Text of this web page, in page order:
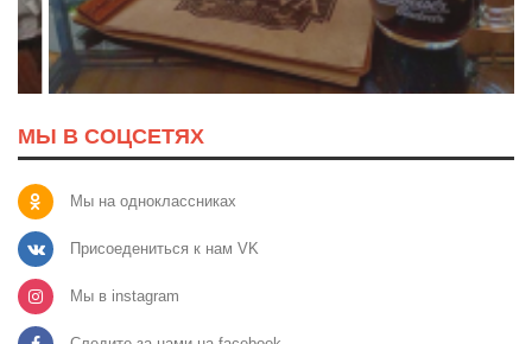
МЫ В СОЦСЕТЯХ
Мы на одноклассниках
Присоедениться к нам VK
Мы в instagram